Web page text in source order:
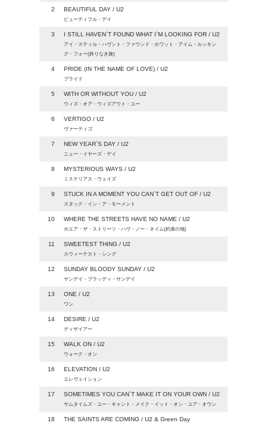
2 BEAUTIFUL DAY / U2
ビューティフル・デイ
3 I STILL HAVEN`T FOUND WHAT I`M LOOKING FOR / U2
アイ・スティル・ハヴント・ファウンド・ホワット・アイム・ルッキン
グ・フォー(終りなき旅)
4 PRIDE (IN THE NAME OF LOVE) / U2
プライド
5 WITH OR WITHOUT YOU / U2
ウィズ・オア・ウィズアウト・ユー
6 VERTIGO / U2
ヴァーティゴ
7 NEW YEAR`S DAY / U2
ニュー・イヤーズ・デイ
8 MYSTERIOUS WAYS / U2
ミステリアス・ウェイズ
9 STUCK IN A MOMENT YOU CAN`T GET OUT OF / U2
スタック・イン・ア・モーメント
10 WHERE THE STREETS HAVE NO NAME / U2
ホエア・ザ・ストリーツ・ハヴ・ノー・ネイム(約束の地)
11 SWEETEST THING / U2
スウィーテスト・シング
12 SUNDAY BLOODY SUNDAY / U2
サンデイ・ブラッディ・サンデイ
13 ONE / U2
ワン
14 DESIRE / U2
ディザイアー
15 WALK ON / U2
ウォーク・オン
16 ELEVATION / U2
エレヴェイション
17 SOMETIMES YOU CAN`T MAKE IT ON YOUR OWN / U2
サムタイムズ・ユー・キャント・メイク・イット・オン・ユア・オウン
18 THE SAINTS ARE COMING / U2 & Green Day